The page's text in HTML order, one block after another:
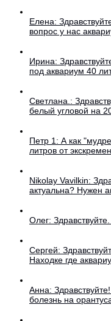
Елена:
вопрос у нас
Ирина:
под аквариум 40
Светлана.:
белый угловой на
Петр 1: А как
литров от
Nikolay Vavilkin:
актуальна? Нужен
Олег:
Сергей:
Находке где
Анна:
болезнь на